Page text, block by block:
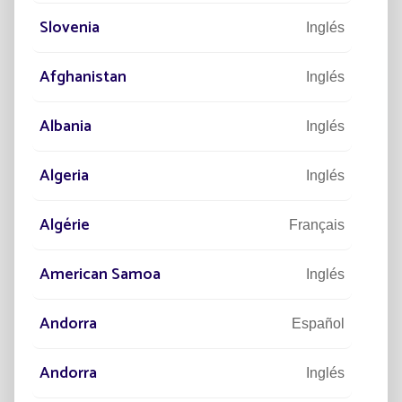
Análisis del Ciclo de Vida (ACV) muestra queel 97 % de
Slovenia Inglés
Afghanistan Inglés
Albania Inglés
Algeria Inglés
Algérie Français
American Samoa Inglés
Andorra Español
Andorra Inglés